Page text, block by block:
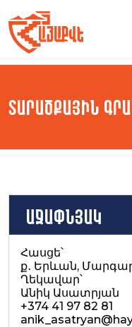
to
content
Տարածքային
Աջափնյակ
Հասցե՝
ք․ Երևան,
Ղեկավար՝
Անիկ Ասատրյան
+374 41 97 82 81